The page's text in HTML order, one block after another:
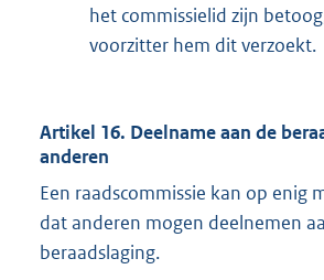
het commissielid zijn
voorzitter hem dit verzoekt.
Artikel 16. Deelname aan de
anderen
Een raadscommissie kan op enig
dat anderen mogen deelnemen
beraadslaging.